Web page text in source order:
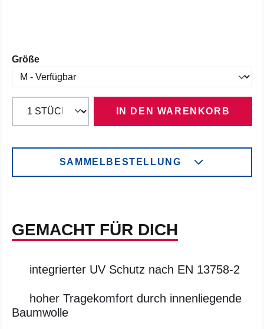
Größeauswählen
IN DEN WARENKORB
SAMMELBESTELLUNG
GEMACHT FÜR DICH
integrierter UV Schutz nach EN 13758-2
hoher Tragekomfort durch innenliegende
Baumwolle